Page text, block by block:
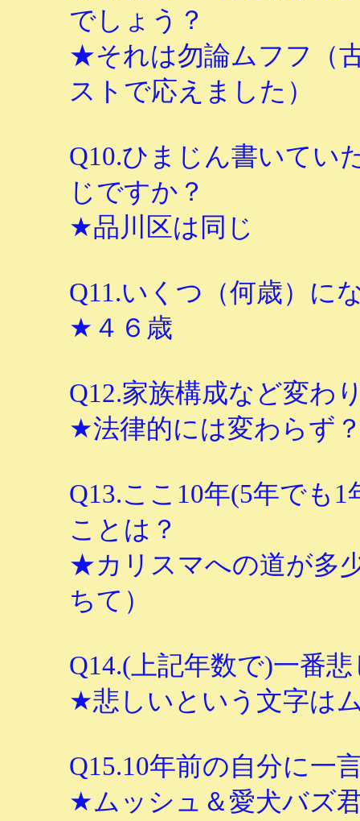
でしょう？
★それは勿論ムフフ（
ストで応えました）
Q10.ひまじん書いてい
じですか？
★品川区は同じ
Q11.いくつ（何歳）に
★４６歳
Q12.家族構成など変わ
★法律的には変わらず
Q13.ここ10年(5年でも
ことは？
★カリスマへの道が多
ちて）
Q14.(上記年数で)一番
★悲しいという文字は
Q15.10年前の自分に一
★ムッシュ＆愛犬バズ